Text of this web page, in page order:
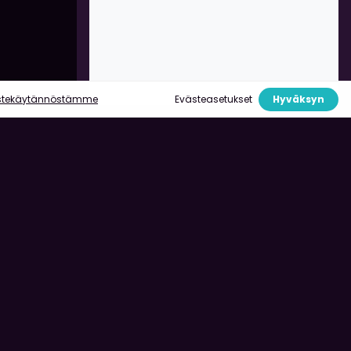
Evästeasetukset Hyväksyn